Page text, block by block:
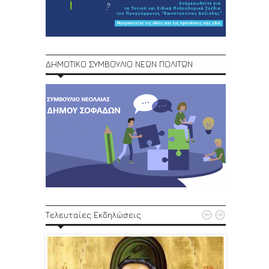
ΔΗΜΟΤΙΚΟ ΣΥΜΒΟΥΛΙΟ ΝΕΩΝ ΠΟΛΙΤΩΝ
Τελευταίες Εκδηλώσεις  